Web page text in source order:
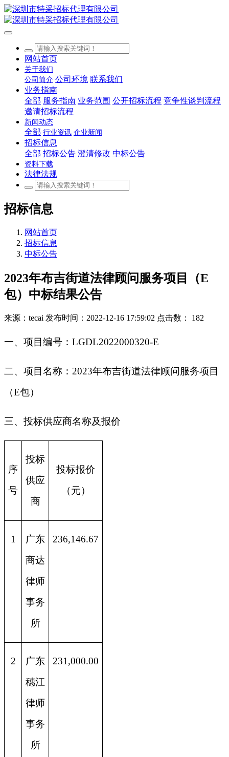
网站首页
关于我们
公司简介 公司环境 联系我们
业务指南
全部 服务指南 业务范围 公开招标流程 竞争性谈判流程
邀请招标流程
新闻动态
全部 行业资讯 企业新闻
招标信息
全部 招标公告 澄清修改 中标公告
资料下载
法律法规
招标信息
网站首页
招标信息
中标公告
2023年布吉街道法律顾问服务项目（E
包）中标结果公告
来源：tecai 发布时间：2022-12-16 17:59:02 点击数： 182
一、项目编号：LGDL2022000320-E
二、项目名称：2023年布吉街道法律顾问服务项目
（E包）
三、投标供应商名称及报价
序
号
投标
供应
商
投标报价
（元）
1
广东
商达
律师
事务
所
236,146.67
2
广东
穗江
律师
事务
所
231,000.00